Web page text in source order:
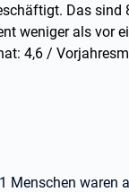
Das sind
weniger als vor
4,6 /
Menschen waren